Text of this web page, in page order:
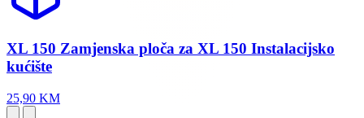
XL 150 Zamjenska ploča za XL 150 Instalacijsko
kućište
25,90 KM